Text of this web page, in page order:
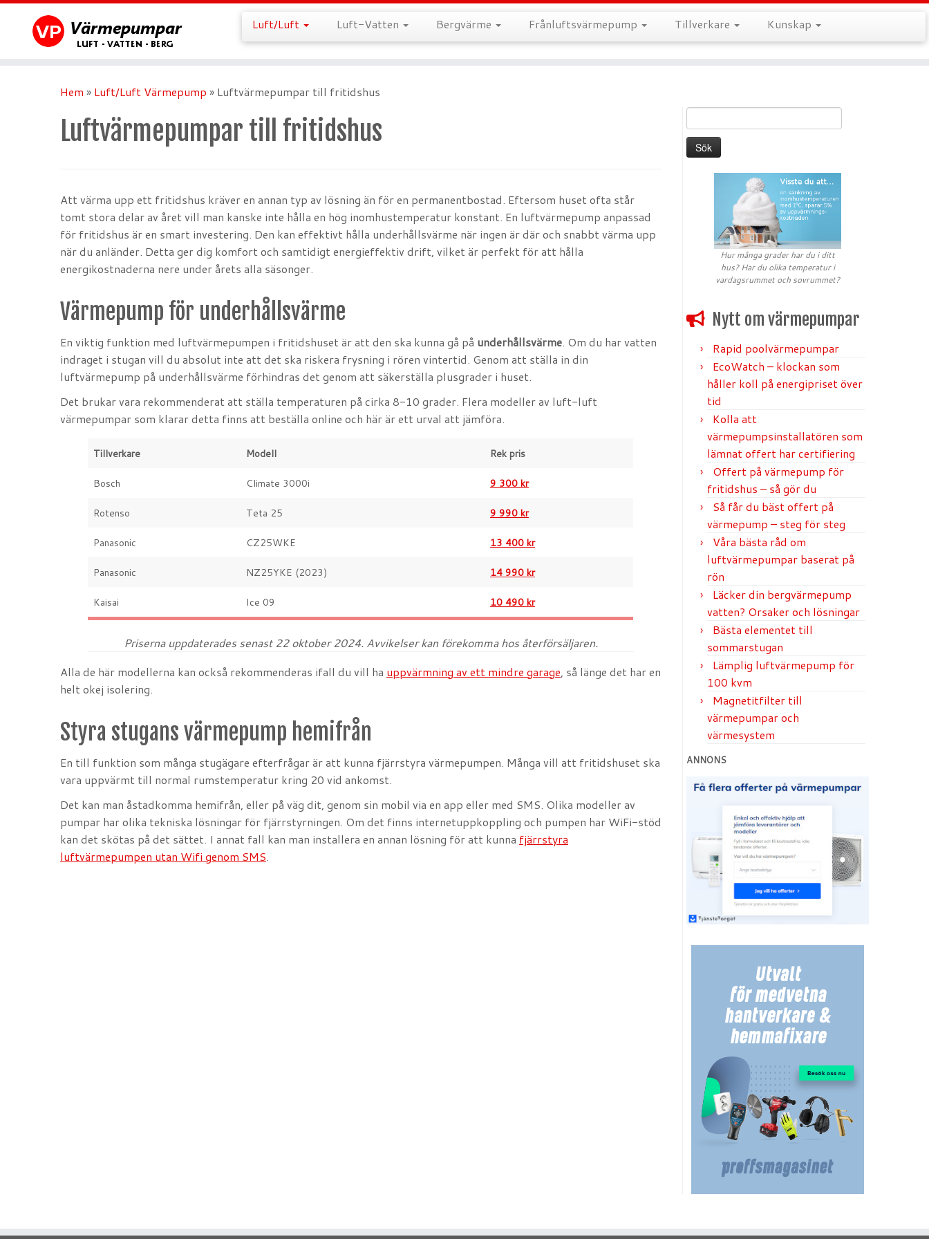
Hoppa
innehåll
Luft/Luft Luft-Vatten Bergvärme Frånluftsvärmepump Tillverkare Kunskap
Hem » Luft/Luft Värmepump » Luftvärmepumpar till fritidshus
Luftvärmepumpar till fritidshus
Att värma upp ett fritidshus kräver en annan typ av lösning än för en permanentbostad. Eftersom huset ofta står
tomt stora delar av året vill man kanske inte hålla en hög inomhustemperatur konstant. En luftvärmepump anpassad
för fritidshus är en smart investering. Den kan effektivt hålla underhållsvärme när ingen är där och snabbt värma upp
när du anländer. Detta ger dig komfort och samtidigt energieffektiv drift, vilket är perfekt för att hålla
energikostnaderna nere under årets alla säsonger.
Värmepump för underhållsvärme
En viktig funktion med luftvärmepumpen i fritidshuset är att den ska kunna gå på underhållsvärme. Om du har vatten
indraget i stugan vill du absolut inte att det ska riskera frysning i rören vintertid. Genom att ställa in din
luftvärmepump på underhållsvärme förhindras det genom att säkerställa plusgrader i huset.
Det brukar vara rekommenderat att ställa temperaturen på cirka 8-10 grader. Flera modeller av luft-luft
värmepumpar som klarar detta finns att beställa online och här är ett urval att jämföra.
Tillverkare Modell Rek pris
Bosch Climate 3000i 9 300 kr
Rotenso Teta 25 9 990 kr
Panasonic CZ25WKE 13 400 kr
Panasonic NZ25YKE (2023) 14 990 kr
Kaisai Ice 09 10 490 kr
Priserna uppdaterades senast 22 oktober 2024. Avvikelser kan förekomma hos återförsäljaren.
Alla de här modellerna kan också rekommenderas ifall du vill ha uppvärmning av ett mindre garage, så länge det har en
helt okej isolering.
Styra stugans värmepump hemifrån
En till funktion som många stugägare efterfrågar är att kunna fjärrstyra värmepumpen. Många vill att fritidshuset ska
vara uppvärmt till normal rumstemperatur kring 20 vid ankomst.
Det kan man åstadkomma hemifrån, eller på väg dit, genom sin mobil via en app eller med SMS. Olika modeller av
pumpar har olika tekniska lösningar för fjärrstyrningen. Om det finns internetuppkoppling och pumpen har WiFi-stöd
kan det skötas på det sättet. I annat fall kan man installera en annan lösning för att kunna fjärrstyra
luftvärmepumpen utan Wifi genom SMS.
efter:
Hur många grader har du i ditt
hus? Har du olika temperatur i
vardagsrummet och sovrummet?
Nytt om värmepumpar
Rapid poolvärmepumpar
EcoWatch – klockan som
håller koll på energipriset över
tid
Kolla att
värmepumpsinstallatören som
lämnat offert har certifiering
Offert på värmepump för
fritidshus – så gör du
Så får du bäst offert på
värmepump – steg för steg
Våra bästa råd om
luftvärmepumpar baserat på
rön
Läcker din bergvärmepump
vatten? Orsaker och lösningar
Bästa elementet till
sommarstugan
Lämplig luftvärmepump för
100 kvm
Magnetitfilter till
värmepumpar och
värmesystem
ANNONS